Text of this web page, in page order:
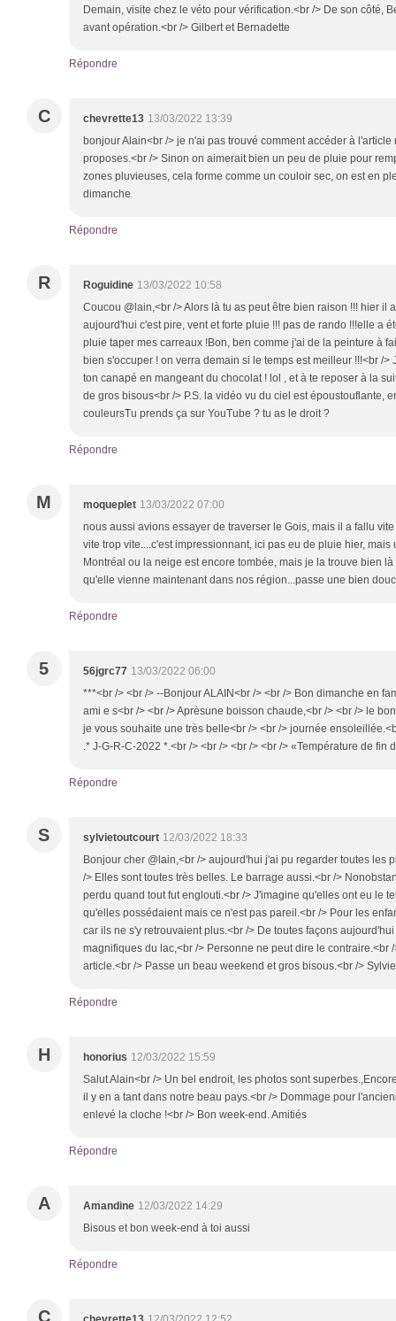
Demain, visite chez le véto pour vérification.<br /> De son côté,
avant opération.<br /> Gilbert et Bernadette
Répondre
C chevrette13 13/03/2022 13:39
bonjour Alain<br /> je n'ai pas trouvé comment accéder à
proposes.<br /> Sinon on aimerait bien un peu de pluie pour
zones pluvieuses, cela forme comme un couloir sec, on est en
dimanche
Répondre
R Roguidine 13/03/2022 10:58
Coucou @lain,<br /> Alors là tu as peut être bien raison !!! hier il
aujourd'hui c'est pire, vent et forte pluie !!! pas de rando !!!elle a
pluie taper mes carreaux !Bon, ben comme j'ai de la peinture à
bien s'occuper ! on verra demain si le temps est meilleur !!!<br /
ton canapé en mangeant du chocolat ! lol , et à te reposer à la
de gros bisous<br /> P.S. la vidéo vu du ciel est époustouflante,
couleursTu prends ça sur YouTube ? tu as le droit ?
Répondre
M moqueplet 13/03/2022 07:00
nous aussi avions essayer de traverser le Gois, mais il a fallu
vite trop vite....c'est impressionnant, ici pas eu de pluie hier, mais
Montréal ou la neige est encore tombée, mais je la trouve bien
qu'elle vienne maintenant dans nos région...passe une bien
Répondre
5 56jgrc77 13/03/2022 06:00
***<br /> <br /> --Bonjour ALAIN<br /> <br /> Bon dimanche en
ami e s<br /> <br /> Aprèsune boisson chaude,<br /> <br /> le
je vous souhaite une très belle<br /> <br /> journée
.* J-G-R-C-2022 *.<br /> <br /> <br /> <br /> «Température de fin
Répondre
S sylvietoutcourt 12/03/2022 18:33
Bonjour cher @lain,<br /> aujourd'hui j'ai pu regarder toutes les
/> Elles sont toutes très belles. Le barrage aussi.<br />
perdu quand tout fut englouti.<br /> J'imagine qu'elles ont eu le
qu'elles possédaient mais ce n'est pas pareil.<br /> Pour les
car ils ne s'y retrouvaient plus.<br /> De toutes façons
magnifiques du lac,<br /> Personne ne peut dire le contraire.<br
article.<br /> Passe un beau weekend et gros bisous.<br /> Sylvie
Répondre
H honorius 12/03/2022 15:59
Salut Alain<br /> Un bel endroit, les photos sont
il y en a tant dans notre beau pays.<br /> Dommage pour
enlevé la cloche !<br /> Bon week-end. Amitiés
Répondre
A Amandine 12/03/2022 14:29
Bisous et bon week-end à toi aussi
Répondre
C